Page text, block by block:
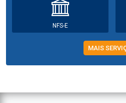
NFS-E
MAIS